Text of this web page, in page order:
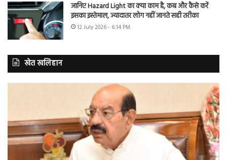
जानिए Hazard Light का क्या काम है, कब और कैसे करें
इसका इस्तेमाल, ज्यादातर लोग नहीं जानते सही तरीका
12 July 2026 - 6:14 PM
खेत खलिहान